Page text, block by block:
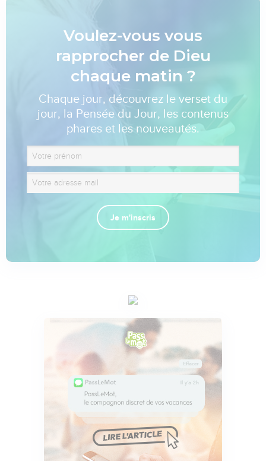
Voulez-vous vous
rapprocher de Dieu
chaque matin ?
Chaque jour, découvrez le verset du
jour, la Pensée du Jour, les contenus
phares et les nouveautés.
Je m'inscris